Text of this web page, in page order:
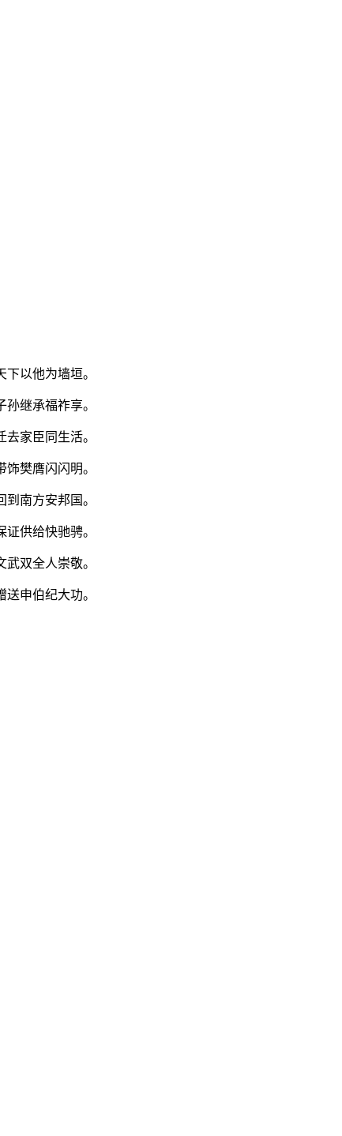
以他为墙垣。
继承福祚享。
家臣同生活。
樊膺闪闪明。
南方安邦国。
供给快驰骋。
双全人崇敬。
申伯纪大功。